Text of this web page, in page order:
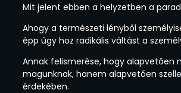
Mit jelent ebben a helyzetben a
Ahogy a természeti lényből
épp úgy hoz radikális váltást a
Annak felismerése, hogy alapvetően
magunknak, hanem alapvetően
érdekében.